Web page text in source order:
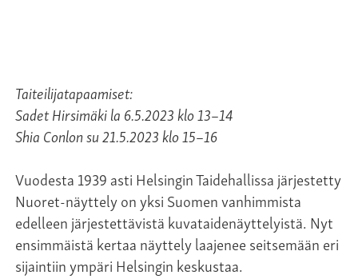
Taiteilijatapaamiset:
Sadet Hirsimäki la 6.5.2023 klo 13–14
Shia Conlon su 21.5.2023 klo 15–16
Vuodesta 1939 asti Helsingin Taidehallissa järjestetty
Nuoret-näyttely on yksi Suomen vanhimmista
edelleen järjestettävistä kuvataidenäyttelyistä. Nyt
ensimmäistä kertaa näyttely laajenee seitsemään eri
sijaintiin ympäri Helsingin keskustaa.